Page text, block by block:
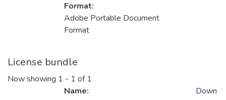
Format:
Adobe Portable Document
Format
License bundle
Now showing 1 - 1 of 1
Name:
Down